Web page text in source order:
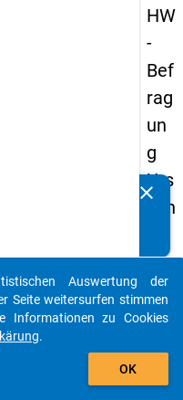
HW
-
Bef
rag
un
g
Urs
ach
der
Stu
die
clear
auto_stories
add_shopping_cart
Auswertung der
Seite weitersurfen stimmen
Informationen zu Cookies
.
OK